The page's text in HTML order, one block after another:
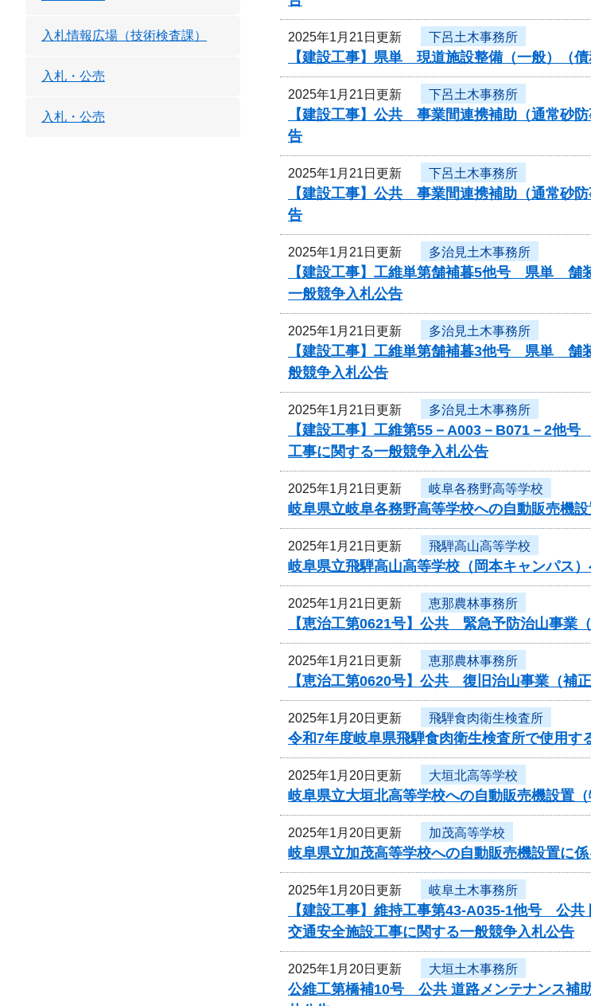
2025年1月21日更新 下呂土木事務所
【建設工事】県単 現道施設整備（一般）（
2025年1月21日更新 下呂土木事務所
【建設工事】公共 事業間連携補助（通常砂
告
2025年1月21日更新 下呂土木事務所
【建設工事】公共 事業間連携補助（通常砂
告
2025年1月21日更新 多治見土木事務所
【建設工事】工維単第舗補暮5他号 県単 舗
一般競争入札公告
2025年1月21日更新 多治見土木事務所
【建設工事】工維単第舗補暮3他号 県単 舗
般競争入札公告
2025年1月21日更新 多治見土木事務所
【建設工事】工維第55－A003－B071－2他
工事に関する一般競争入札公告
2025年1月21日更新 岐阜各務野高等学校
岐阜県立岐阜各務野高等学校への自動販売機
2025年1月21日更新 飛騨高山高等学校
岐阜県立飛騨高山高等学校（岡本キャンパス
2025年1月21日更新 恵那農林事務所
【恵治工第0621号】公共 緊急予防治山事業
2025年1月21日更新 恵那農林事務所
【恵治工第0620号】公共 復旧治山事業（補
2025年1月20日更新 飛騨食肉衛生検査所
令和7年度岐阜県飛騨食肉衛生検査所で使用
2025年1月20日更新 大垣北高等学校
岐阜県立大垣北高等学校への自動販売機設置
2025年1月20日更新 加茂高等学校
岐阜県立加茂高等学校への自動販売機設置に
2025年1月20日更新 岐阜土木事務所
【建設工事】維持工事第43-A035-1他号 公
交通安全施設工事に関する一般競争入札公告
2025年1月20日更新 大垣土木事務所
公維工第橋補10号 公共 道路メンテナンス補
入札情報広場（技術検査課）
入札・公売
入札・公売